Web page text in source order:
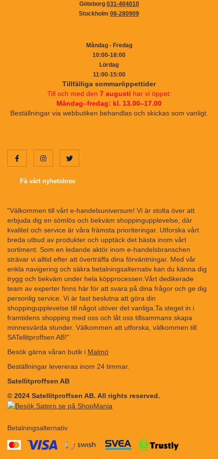
Göteborg 031-404010
Stockholm 08-280909
Måndag - Fredag
10:00-18:00
Lördag
11:00-15:00
Tillfälliga sommaröppettider
Till och med den 7 augusti har vi öppet:
Måndag–fredag: kl. 13.00–17.00
Beställningar via webbutiken behandlas och skickas som vanligt.
Få vårt nyhetsbrev
"Välkommen till vårt e-handelsuniversum! Vi är stolta över att
erbjuda dig en sömlös och bekväm shoppingupplevelse, där
kvalitet och service är våra främsta prioriteringar. Utforska vårt
breda utbud av produkter och upptäck det bästa inom vårt
sortiment. Som en ledande aktör inom e-handelsbranschen
strävar vi alltid efter att överträffa dina förväntningar. Med vår
enkla navigering och säkra betalningsalternativ kan du känna dig
trygg och bekväm under hela köpprocessen.Vårt dedikerade
team av experter finns här för att svara på dina frågor och ge dig
personlig service. Vi är fast beslutna att göra din
shoppingupplevelse till något utöver det vanliga.Ta steget in i
framtidens shopping med oss och låt oss tillsammans skapa
minnesvärda stunder. Välkommen att utforska, välkommen till
SATellitproffsen AB!"
Besök gärna våran butik i Malmö
Beställningar levereras inom 24 timmar.
Satellitproffsen AB
© 2024 Satellitproffsen AB. All rights reserved.
Betalningsalternativ